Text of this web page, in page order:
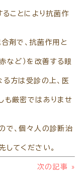
ことにより抗菌作
剤で、抗菌作用と
など）を改善する眼
方は受診の上、医
厳密ではありませ
で、個々人の診断治
てください。
次の記事 »